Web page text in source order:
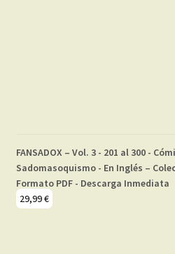
FANSADOX – Vol. 3 - 201 al 300 -
Sadomasoquismo - En Inglés –
Formato PDF - Descarga Inmediata
29,99€